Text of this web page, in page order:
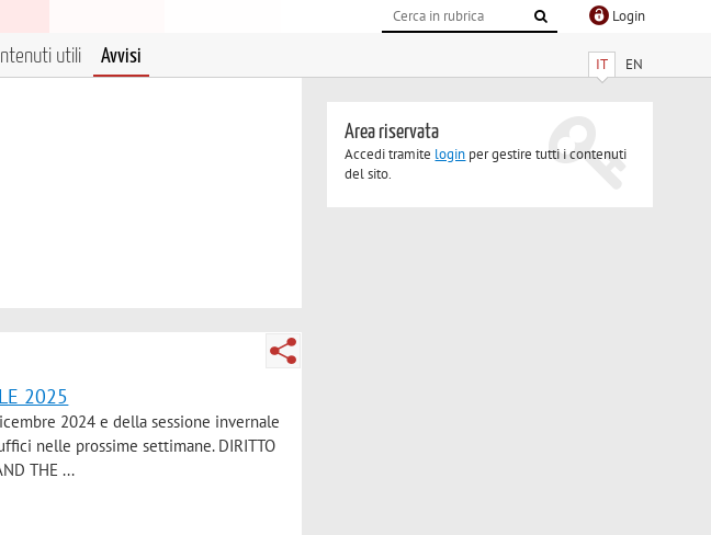
Login
IT EN
utili Avvisi
2025
2024 e della sessione invernale
nelle prossime settimane. DIRITTO
THE ...
Area riservata
Accedi tramite login per gestire tutti i contenuti
del sito.